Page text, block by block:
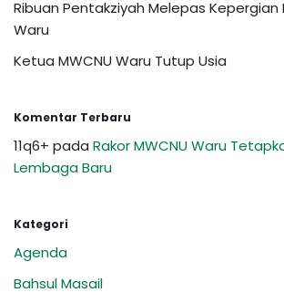
Ribuan Pentakziyah Melepas Kepergian
Waru
Ketua MWCNU Waru Tutup Usia
Komentar Terbaru
11q6+ pada Rakor MWCNU Waru
Lembaga Baru
Kategori
Agenda
Bahsul Masail